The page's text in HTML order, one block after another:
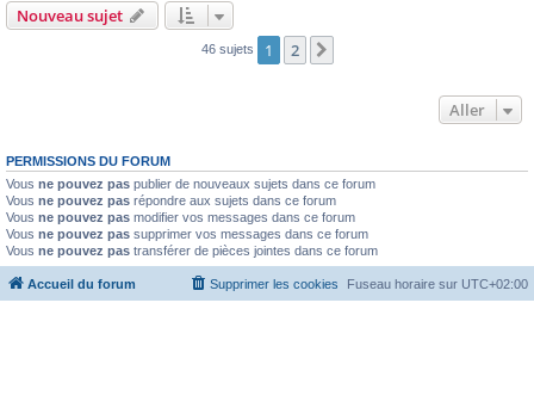
Nouveau sujet
46 sujets 1 2
Aller
PERMISSIONS DU FORUM
Vous ne pouvez pas publier de nouveaux sujets dans ce forum
Vous ne pouvez pas répondre aux sujets dans ce forum
Vous ne pouvez pas modifier vos messages dans ce forum
Vous ne pouvez pas supprimer vos messages dans ce forum
Vous ne pouvez pas transférer de pièces jointes dans ce forum
Accueil du forum Fuseau horaire sur UTC+02:00
Supprimer les cookies